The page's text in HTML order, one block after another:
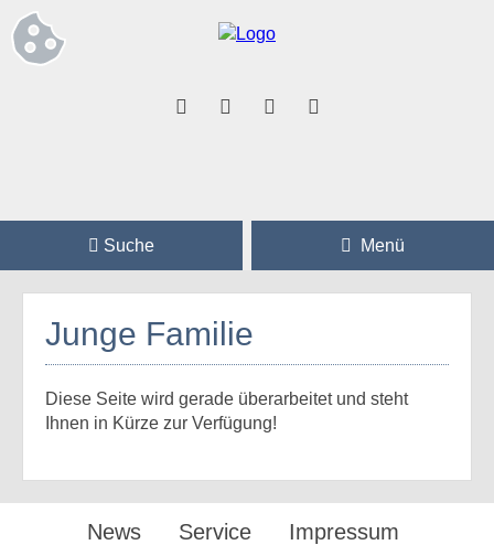
Suche Menü
Junge Familie
Diese Seite wird gerade überarbeitet und steht
Ihnen in Kürze zur Verfügung!
News Service
Impressum